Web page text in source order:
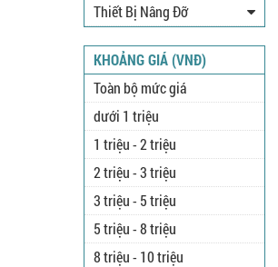
Thiết Bị Nâng Đỡ
KHOẢNG GIÁ (VNĐ)
Toàn bộ mức giá
dưới 1 triệu
1 triệu - 2 triệu
2 triệu - 3 triệu
3 triệu - 5 triệu
5 triệu - 8 triệu
8 triệu - 10 triệu